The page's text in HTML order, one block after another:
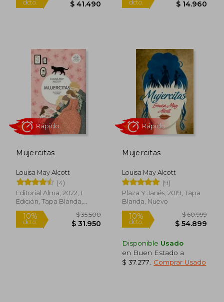
Rápido
Mujercitas
Louisa May Alcott
(4)
Editorial Alma, 2022, 1
Edición, Tapa Blanda,
Nuevo
Mujercitas
Louisa May Alcott
(9)
Plaza Y Janés, 2019, Tapa
Blanda, Nuevo
Disponible Usado
en Buen Estado a
$ 37.277
Comprar Usado